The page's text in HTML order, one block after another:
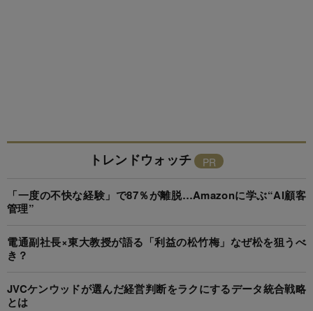
トレンドウォッチ
「一度の不快な経験」で87％が離脱…Amazonに学ぶ“AI顧客
管理”
電通副社長×東大教授が語る「利益の松竹梅」なぜ松を狙うべ
き？
JVCケンウッドが選んだ経営判断をラクにするデータ統合戦略
とは